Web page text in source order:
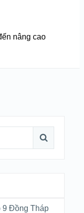
nâng cao
9 Đồng Tháp